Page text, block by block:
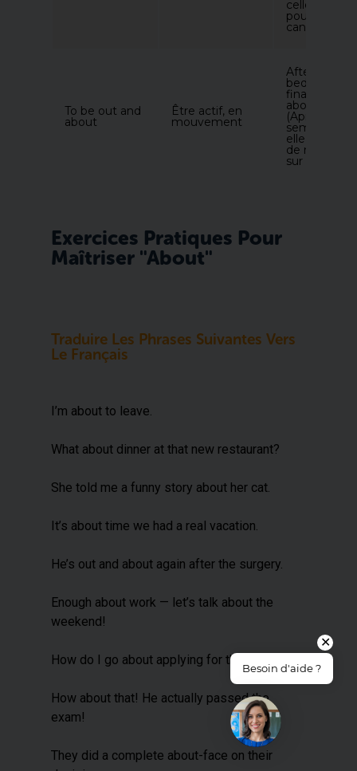
celle de la
poule et du
canard ?)
To be out and
about
Être actif, en
mouvement
After a
bed, she’s
finally out
about again.
(Après une
semaine au
elle est
de nouveau
sur pied.)
Exercices Pratiques Pour
Maîtriser "about"
Traduire Les Phrases Suivantes Vers
Le Français
I’m about to leave.
What about dinner at that new restaurant?
She told me a funny story about her cat.
It’s about time we had a real vacation.
He’s out and about again after the surgery.
Enough about work — let’s talk about the
weekend!
How do I go about applying for this job?
How about that! He actually passed the
exam!
They did a complete about-face on their
✕
Besoin d'aide ?